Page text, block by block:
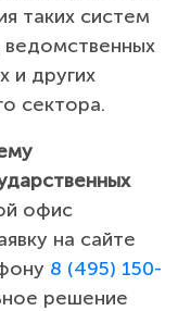
таких систем
и других
сектора.
офис
на сайте
8 (495) 150-
решение